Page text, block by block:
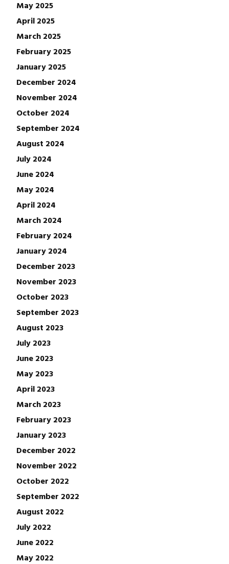
May 2025
April 2025
March 2025
February 2025
January 2025
December 2024
November 2024
October 2024
September 2024
August 2024
July 2024
June 2024
May 2024
April 2024
March 2024
February 2024
January 2024
December 2023
November 2023
October 2023
September 2023
August 2023
July 2023
June 2023
May 2023
April 2023
March 2023
February 2023
January 2023
December 2022
November 2022
October 2022
September 2022
August 2022
July 2022
June 2022
May 2022